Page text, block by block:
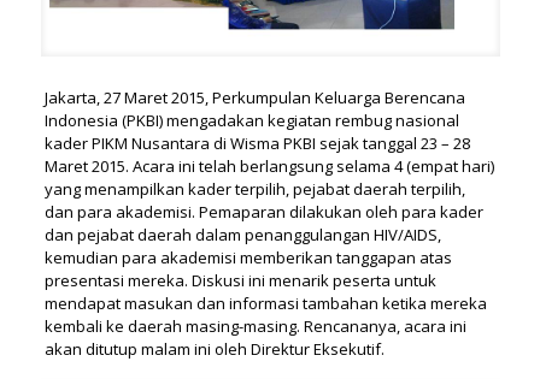
Jakarta, 27 Maret 2015, Perkumpulan Keluarga Berencana
Indonesia (PKBI) mengadakan kegiatan rembug nasional
kader PIKM Nusantara di Wisma PKBI sejak tanggal 23 – 28
Maret 2015. Acara ini telah berlangsung selama 4 (empat hari)
yang menampilkan kader terpilih, pejabat daerah terpilih,
dan para akademisi. Pemaparan dilakukan oleh para kader
dan pejabat daerah dalam penanggulangan HIV/AIDS,
kemudian para akademisi memberikan tanggapan atas
presentasi mereka. Diskusi ini menarik peserta untuk
mendapat masukan dan informasi tambahan ketika mereka
kembali ke daerah masing-masing. Rencananya, acara ini
akan ditutup malam ini oleh Direktur Eksekutif.